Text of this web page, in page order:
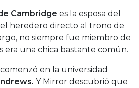
Cambridge es la esposa del
el heredero directo al trono de
no siempre fue miembro de
era una chica bastante común.
en la universidad
Y Mirror descubrió que